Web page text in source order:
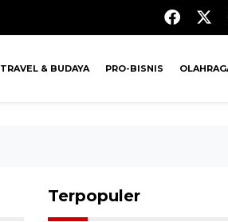
TRAVEL & BUDAYA PRO-BISNIS
Terpopuler